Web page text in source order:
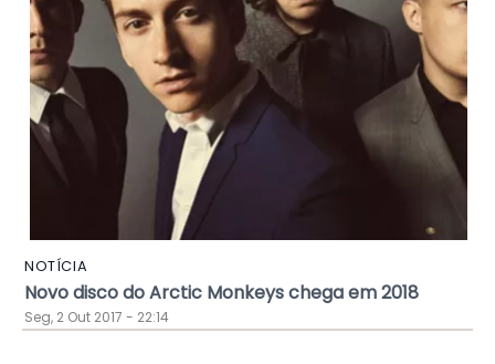
NOTÍCIA
Novo disco do Arctic Monkeys chega em 2018
Seg, 2 Out 2017 - 22:14